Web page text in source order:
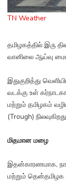
TN Weather
தமிழகத்தில் இரு
வானிலை ஆய்வு
இதுகுறித்து
வடக்கு உள்
மற்றும் தமிழகம்
(Trough)
மிதமான மழை
இதன்காரணமாக,
மற்றும் தென்தமிழக